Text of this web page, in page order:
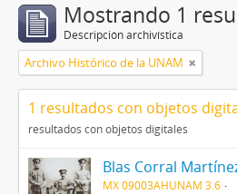
Mostrando 1
Descripción archivística
Archivo Histórico de la UNAM
1 resultados con objetos
resultados con objetos digitales
Blas Corral
MX 09003AHUNAM 3.6